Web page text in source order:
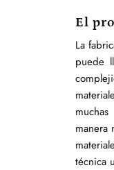
El
La
puede
manera
técnica